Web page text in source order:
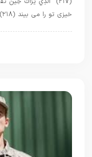
‏خيزى تو را مى ‏بيند (۲۱۸) وَتَقَلُّبَكَ …